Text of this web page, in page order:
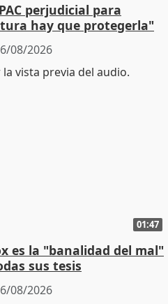
perjudicial para
hay que protegerla"
08/2026
01:47
es la "banalidad del mal"
sus tesis
08/2026